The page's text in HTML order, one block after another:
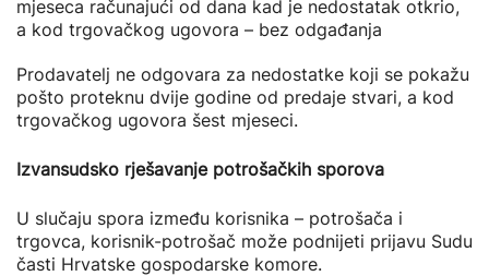
mjeseca računajući od dana kad je nedostatak otkrio,
a kod trgovačkog ugovora – bez odgađanja
Prodavatelj ne odgovara za nedostatke koji se pokažu
pošto proteknu dvije godine od predaje stvari, a kod
trgovačkog ugovora šest mjeseci.
Izvansudsko rješavanje potrošačkih sporova
U slučaju spora između korisnika – potrošača i
trgovca, korisnik-potrošač može podnijeti prijavu Sudu
časti Hrvatske gospodarske komore.